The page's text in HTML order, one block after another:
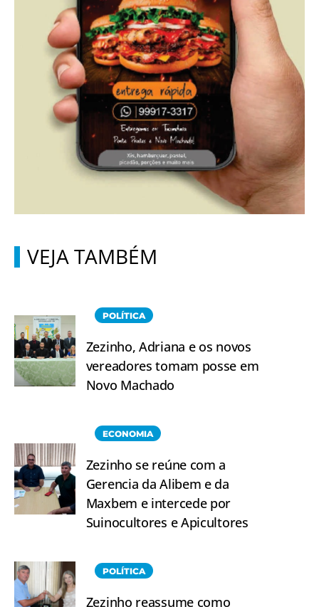
VEJA TAMBÉM
POLÍTICA
Zezinho, Adriana e os novos
vereadores tomam posse em
Novo Machado
ECONOMIA
Zezinho se reúne com a
Gerencia da Alibem e da
Maxbem e intercede por
Suinocultores e Apicultores
POLÍTICA
Zezinho reassume como